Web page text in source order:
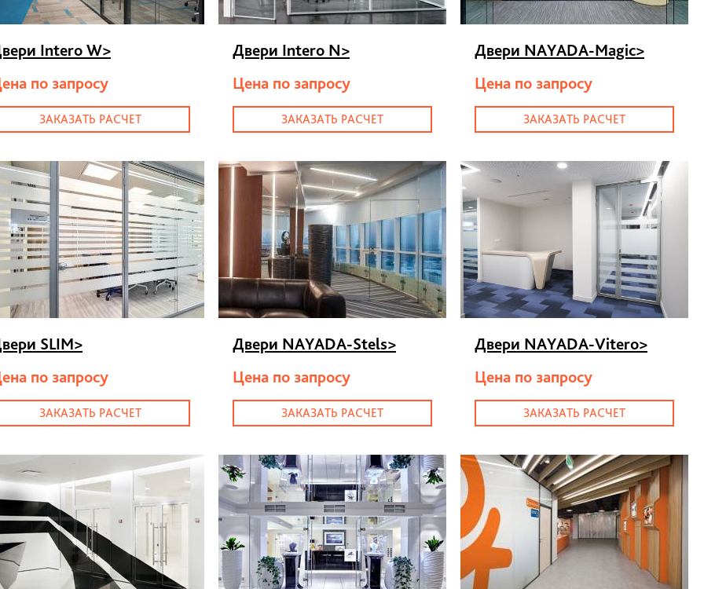
Intero W>
по запросу
ЗАКАЗАТЬ РАСЧЕТ
Двери Intero N>
Цена по запросу
ЗАКАЗАТЬ РАСЧЕТ
Двери NAYADA-Magic>
Цена по запросу
ЗАКАЗАТЬ РАСЧЕТ
SLIM>
по запросу
ЗАКАЗАТЬ РАСЧЕТ
Двери NAYADA-Stels>
Цена по запросу
ЗАКАЗАТЬ РАСЧЕТ
Двери NAYADA-Vitero>
Цена по запросу
ЗАКАЗАТЬ РАСЧЕТ